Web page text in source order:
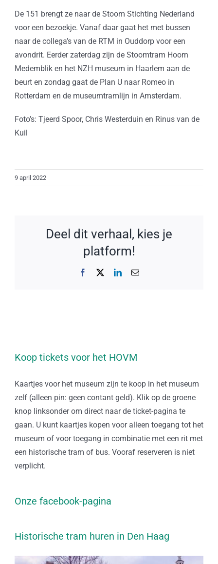
De 151 brengt ze naar de Stoom Stichting Nederland
voor een bezoekje. Vanaf daar gaat het met bussen
naar de collega’s van de RTM in Ouddorp voor een
avondrit. Eerder zaterdag zijn de Stoomtram Hoorn
Medemblik en het NZH museum in Haarlem aan de
beurt en zondag gaat de Plan U naar Romeo in
Rotterdam en de museumtramlijn in Amsterdam.
Foto’s: Tjeerd Spoor, Chris Westerduin en Rinus van de
Kuil
9 april 2022
Deel dit verhaal, kies je
platform!
Facebook LinkedIn
E-
Koop tickets voor het HOVM
Kaartjes voor het museum zijn te koop in het museum
zelf (alleen pin: geen contant geld). Klik op de groene
knop linksonder om direct naar de ticket-pagina te
gaan. U kunt kaartjes kopen voor alleen toegang tot het
museum of voor toegang in combinatie met een rit met
een historische tram of bus. Vooraf reserveren is niet
verplicht.
Onze facebook-pagina
Historische tram huren in Den Haag